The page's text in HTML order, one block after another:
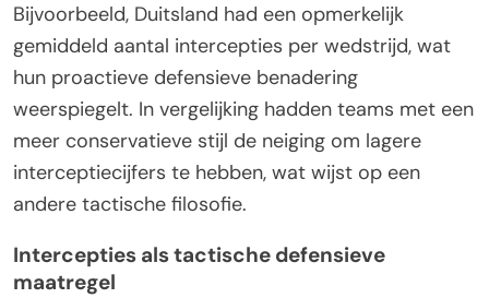
Bijvoorbeeld, Duitsland had een opmerkelijk
gemiddeld aantal intercepties per wedstrijd, wat
hun proactieve defensieve benadering
weerspiegelt. In vergelijking hadden teams met een
meer conservatieve stijl de neiging om lagere
interceptiecijfers te hebben, wat wijst op een
andere tactische filosofie.
Intercepties als tactische defensieve
maatregel